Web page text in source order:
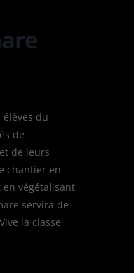
élèves du
de
de leurs
chantier en
végétalisant
servira de
la classe